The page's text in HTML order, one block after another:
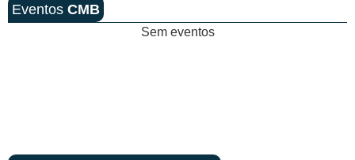
Eventos CMB
Sem eventos